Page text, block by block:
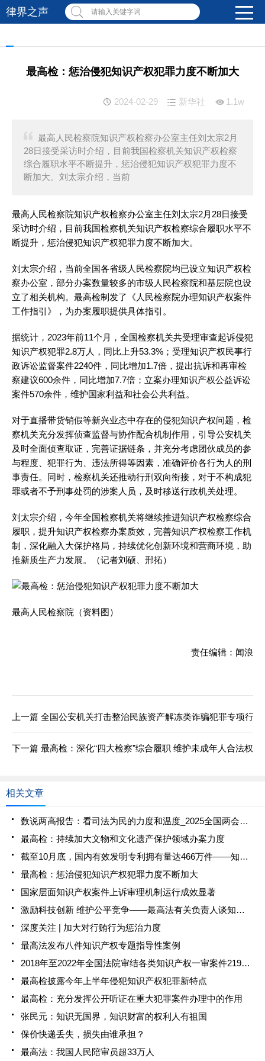
律界之声 请输入关键字词
最高检：惩治侵犯知识产权犯罪力度不断加大
1.1w
新华社
2024-02-29
最高人民检察院知识产权检察办公室主任刘太宗2月
28日接受采访时介绍，目前我国检察机关知识产权检察
综合履职水平不断提升，惩治侵犯知识产权犯罪力度不
断加大。刘太宗介绍，当前
最高人民检察院知识产权检察办公室主任刘太宗2月28日接受
采访时介绍，目前我国检察机关知识产权检察综合履职水平不
断提升，惩治侵犯知识产权犯罪力度不断加大。
刘太宗介绍，当前全国各省级人民检察院均已设立知识产权检
察办公室，部分办案数量较多的市级人民检察院和基层院也设
立了相关机构。最高检制发了《人民检察院办理知识产权案件
工作指引》，为办案履职提供具体指引。
据统计，2023年前11个月，全国检察机关共受理审查起诉侵犯
知识产权犯罪2.8万人，同比上升53.3%；受理知识产权民事行
政诉讼监督案件2240件，同比增加1.7倍，提出抗诉和再审检
察建议600余件，同比增加7.7倍；立案办理知识产权公益诉讼
案件570余件，维护国家利益和社会公共利益。
对于直播带货销假等新兴业态中存在的侵犯知识产权问题，检
察机关充分发挥侦查监督与协作配合机制作用，引导公安机关
及时全面侦查取证，完善证据链条，并充分考虑团伙成员的参
与程度、犯罪行为、违法所得等因素，准确评价各行为人的刑
事责任。同时，检察机关还推动行刑双向衔接，对于不构成犯
罪或者不予刑事处罚的涉案人员，及时移送行政机关处理。
刘太宗介绍，今年全国检察机关将继续推进知识产权检察综合
履职，提升知识产权检察办案质效，完善知识产权检察工作机
制，深化融入大保护格局，持续优化创新环境和营商环境，助
推新质生产力发展。（记者刘硕、邢拓）
最高人民检察院（资料图）
责任编辑：闻浪
上一篇 全国公安机关打击整治民族资产解冻类诈骗犯罪专项行
下一篇 最高检：深化“四大检察”综合履职 维护未成年人合法权益
相关文章
数说两高报告：看司法为民的力度和温度_2025全国两会大型融媒体专题_新华网
最高检：持续加大文物和文化遗产保护领域办案力度
截至10月底，国内有效发明专利拥有量达466万件——知识产权强国建设取得新突破
最高检：惩治侵犯知识产权犯罪力度不断加大
国家层面知识产权案件上诉审理机制运行成效显著
激励科技创新 维护公平竞争——最高法有关负责人谈知识产权司法保护
深度关注 | 加大对行贿行为惩治力度
最高法发布八件知识产权专题指导性案例
2018年至2022年全国法院审结各类知识产权一审案件219万件
最高检披露今年上半年侵犯知识产权犯罪新特点
最高检：充分发挥公开听证在重大犯罪案件办理中的作用
张民元：知识无国界，知识财富的权利人有祖国
保价快递丢失，损失由谁承担？
最高法：我国人民陪审员超33万人